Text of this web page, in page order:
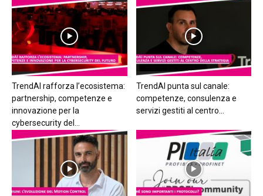
TrendAI rafforza l’ecosistema:
partnership, competenze e
innovazione per la
cybersecurity del...
TrendAI punta sul canale:
competenze, consulenza e
servizi gestiti al centro...